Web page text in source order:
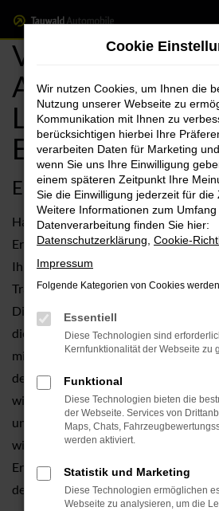
Zum
Hauptinhalt
springen
VW Erlangen,
Angebote mit
Lieferservice
Erlangen
Ein VW passt zu Ihnen
Haben Sie schon einmal über einen
Erlangen und Umgebung
Ihnen nur dazu raten. Der Grund liegt
Tradition und der herausragenden
Diese Fahrzeuge sind gebaut, um
die Wege in Erlangen merklich zu
mit mehr als 110 Jahren Tradition
der sprichwörtlichen Westentasche.
wissen wir genau, welche Vorteile
und welche Ausstattung möglich ist.
wir ebnen Ihnen gerne auch finanziell
Erlangen. Wie das geht? Natürlich
der bequemen Zahlung in Raten.
Cookie
Wir nutzen Cookies, um Ihnen die
Nutzung unserer Webseite zu
Kommunikation mit Ihnen zu
berücksichtigen hierbei Ihre
verarbeiten Daten für Marketing
wenn Sie uns Ihre Einwilligung
einem späteren Zeitpunkt Ihre
Sie die Einwilligung jederzeit für die
Weitere Informationen zum
Datenverarbeitung finden Sie hier:
Datenschutzerklärung Cookie-
Impressum
Folgende Kategorien von Cookies
Essentiell
Diese Technologien sind
Kernfunktionalität der Webseite zu
Funktional
Diese Technologien bieten die
der Webseite. Services von
Maps, Chats,
werden aktiviert.
Statistik und Marketing
Diese Technologien ermöglichen
Webseite zu analysieren, um die